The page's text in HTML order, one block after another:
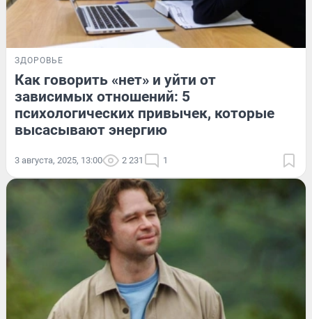
ЗДОРОВЬЕ
Как говорить «нет» и уйти от
зависимых отношений: 5
психологических привычек, которые
высасывают энергию
3 августа, 2025, 13:00 2 231 1